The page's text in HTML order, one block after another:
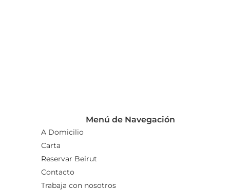
Menú de Navegación
A Domicilio
Carta
Reservar Beirut
Contacto
Trabaja con nosotros